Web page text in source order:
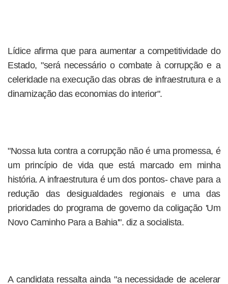
Lídice afirma que para aumentar a competitividade do
Estado, "será necessário o combate à corrupção e a
celeridade na execução das obras de infraestrutura e a
dinamização das economias do interior".
"Nossa luta contra a corrupção não é uma promessa, é
um princípio de vida que está marcado em minha
história. A infraestrutura é um dos pontos- chave para a
redução das desigualdades regionais e uma das
prioridades do programa de governo da coligação 'Um
Novo Caminho Para a Bahia'". diz a socialista.
A candidata ressalta ainda "a necessidade de acelerar